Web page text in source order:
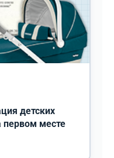
детских
первом месте